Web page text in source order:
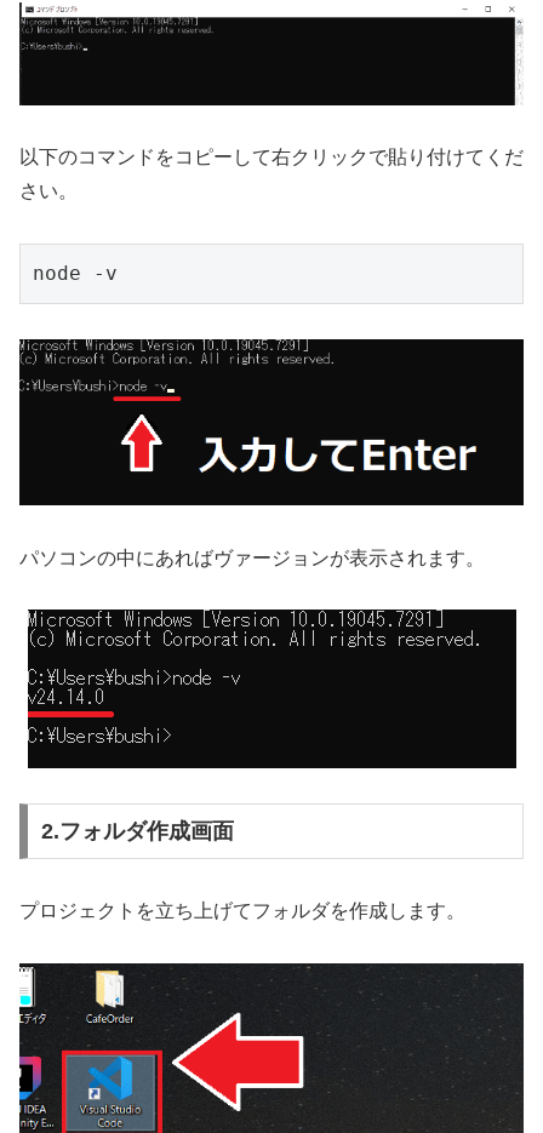
以下のコマンドをコピーして右クリックで貼り付けてくだ
さい。
node -v
パソコンの中にあればヴァージョンが表示されます。
2.フォルダ作成画面
プロジェクトを立ち上げてフォルダを作成します。